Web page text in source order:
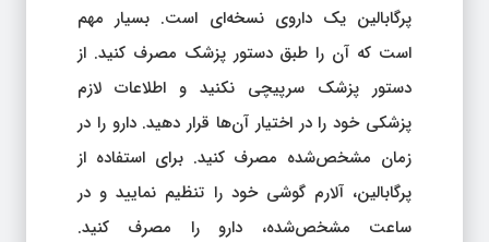
پرگابالین یک داروی نسخه‌ای است. بسیار مهم
است که آن را طبق دستور پزشک مصرف کنید. از
دستور پزشک سرپیچی نکنید و اطلاعات لازم
پزشکی خود را در اختیار آن‌ها قرار دهید. دارو را در
زمان مشخص‌شده مصرف کنید. برای استفاده از
پرگابالین، آلارم گوشی خود را تنظیم نمایید و در
ساعت مشخص‌شده، دارو را مصرف کنید.